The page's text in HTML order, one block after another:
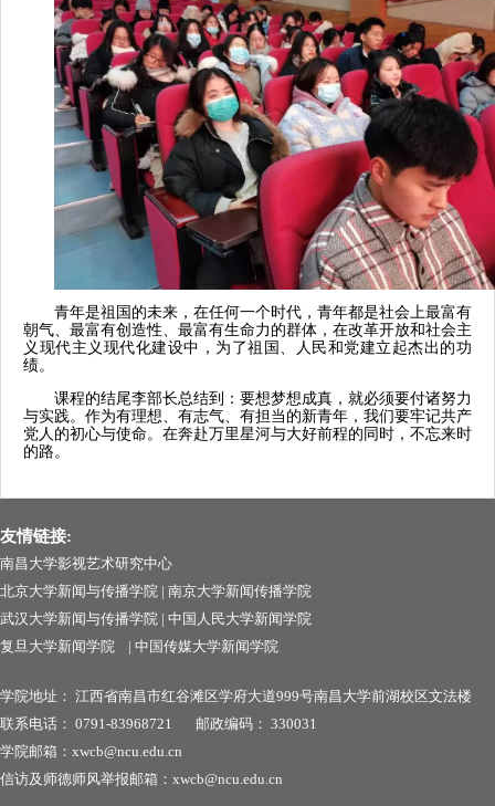
青年是祖国的未来，在任何一个时代，青年都是社会上最富有
朝气、最富有创造性、最富有生命力的群体，在改革开放和社会主
义现代主义现代化建设中，为了祖国、人民和党建立起杰出的功
绩。
课程的结尾李部长总结到：要想梦想成真，就必须要付诸努力
与实践。作为有理想、有志气、有担当的新青年，我们要牢记共产
党人的初心与使命。在奔赴万里星河与大好前程的同时，不忘来时
的路。
友情链接:
南昌大学影视艺术研究中心
北京大学新闻与传播学院 | 南京大学新闻传播学院
武汉大学新闻与传播学院 | 中国人民大学新闻学院
复旦大学新闻学院
| 中国传媒大学新闻学院
学院地址： 江西省南昌市红谷滩区学府大道999号南昌大学前湖校区文法楼
联系电话： 0791-83968721 邮政编码： 330031
学院邮箱：xwcb@ncu.edu.cn
信访及师德师风举报邮箱：xwcb@ncu.edu.cn